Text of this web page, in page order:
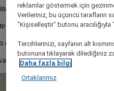
rooms
our restaurant from 6:30 am
direct access to airports
reklamlar göstermek için
Verileriniz, bu üçüncü tarafların
"Kişiselleştir" butonu
Tercihlerinizi, sayfanın alt
butonuna tıklayarak dilediğiniz
Daha fazla bilgi
Ortaklarımız